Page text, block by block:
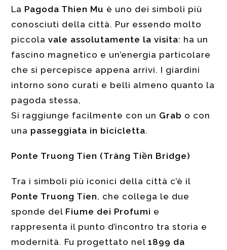
La Pagoda Thien Mu è uno dei simboli più
conosciuti della città. Pur essendo molto
piccolavale assolutamente la visita: ha un
fascino magnetico e un’energia particolare
che si percepisce appena arrivi. I giardini
intorno sono curati e belli almeno quanto la
pagoda stessa,
Si raggiunge facilmente con un Grab o con
una passeggiata in bicicletta.
Ponte Truong Tien (Tràng Tiền Bridge)
Tra i simboli più iconici della città c’è il
Ponte Truong Tien, che collega le due
sponde del Fiume dei Profumi e
rappresenta il punto d’incontro tra storia e
modernità. Fu progettato nel1899 da